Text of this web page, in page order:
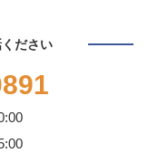
ださい